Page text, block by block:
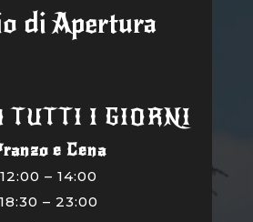
di Apertura
TUTTI I GIORNI
e Cena
12:00 – 14:00
18:30 – 23:00